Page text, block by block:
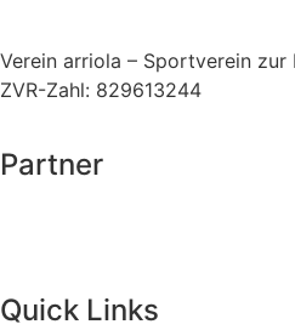
Verein arriola – Sportverein
ZVR-Zahl: 829613244
Partner
Quick Links